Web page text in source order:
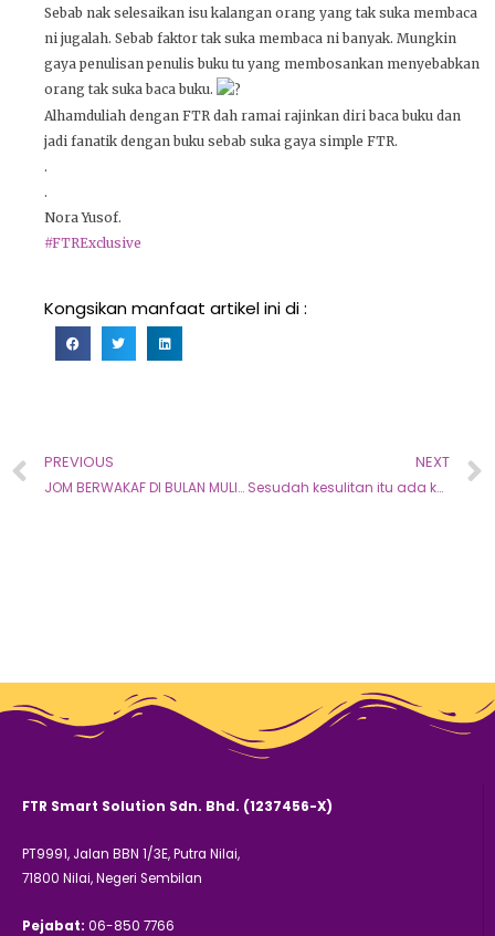
Sebab nak selesaikan isu kalangan orang yang tak suka membaca
ni jugalah. Sebab faktor tak suka membaca ni banyak. Mungkin
gaya penulisan penulis buku tu yang membosankan menyebabkan
orang tak suka baca buku.
Alhamduliah dengan FTR dah ramai rajinkan diri baca buku dan
jadi fanatik dengan buku sebab suka gaya simple FTR.
.
.
Nora Yusof.
#FTRExclusive
Kongsikan manfaat artikel ini di :
PREVIOUS
JOM BERWAKAF DI BULAN MULIA BULAN RAMADHAN
NEXT
Sesudah kesulitan itu ada kemudahan
FTR Smart Solution Sdn. Bhd. (1237456-X)
PT9991, Jalan BBN 1/3E, Putra Nilai,
71800 Nilai, Negeri Sembilan
Pejabat: 06-850 7766